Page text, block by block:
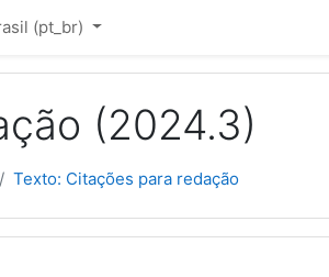
‎(pt_br)‎
(2024.3)
Texto: Citações para redação